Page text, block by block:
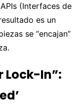
(Interfaces de
es un
se “encajan”
Lock-In”: